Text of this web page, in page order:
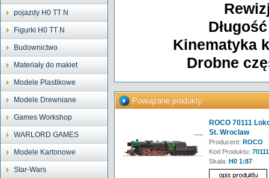
pojazdy H0 TT N
Figurki H0 TT N
Budownictwo
Materiały do makiet
Modele Plastikowe
Modele Drewniane
Games Workshop
WARLORD GAMES
Modele Kartonowe
Star-Wars
Kinematyka
Drobne
Powiązane produkty:
ROCO 70111
St. Wroclaw
Producent: ROCO
Kod Produktu: 70111
Skala: H0 1:87